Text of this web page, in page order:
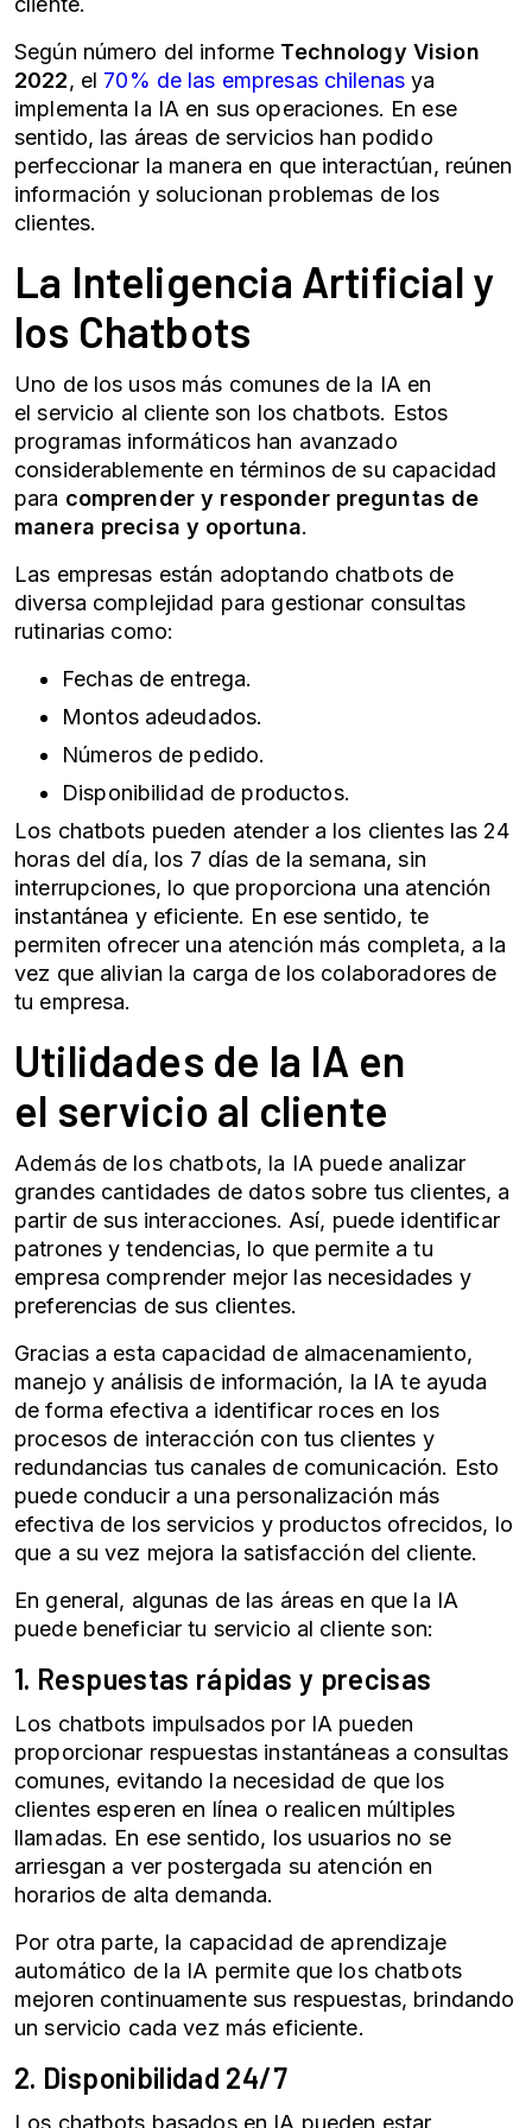
Según número del informe Technology Vision
2022, el 70% de las empresas chilenas ya
implementa la IA en sus operaciones. En ese
sentido, las áreas de servicios han podido
perfeccionar la manera en que interactúan, reúnen
información y solucionan problemas de los
clientes.
La Inteligencia Artificial y
los Chatbots
Uno de los usos más comunes de la IA en
el servicio al cliente son los chatbots. Estos
programas informáticos han avanzado
considerablemente en términos de su capacidad
para comprender y responder preguntas de
manera precisa y oportuna.
Las empresas están adoptando chatbots de
diversa complejidad para gestionar consultas
rutinarias como:
Fechas de entrega.
Montos adeudados.
Números de pedido.
Disponibilidad de productos.
Los chatbots pueden atender a los clientes las 24
horas del día, los 7 días de la semana, sin
interrupciones, lo que proporciona una atención
instantánea y eficiente. En ese sentido, te
permiten ofrecer una atención más completa, a la
vez que alivian la carga de los colaboradores de
tu empresa.
Utilidades de la IA en
el servicio al cliente
Además de los chatbots, la IA puede analizar
grandes cantidades de datos sobre tus clientes, a
partir de sus interacciones. Así, puede identificar
patrones y tendencias, lo que permite a tu
empresa comprender mejor las necesidades y
preferencias de sus clientes.
Gracias a esta capacidad de almacenamiento,
manejo y análisis de información, la IA te ayuda
de forma efectiva a identificar roces en los
procesos de interacción con tus clientes y
redundancias tus canales de comunicación. Esto
puede conducir a una personalización más
efectiva de los servicios y productos ofrecidos, lo
que a su vez mejora la satisfacción del cliente.
En general, algunas de las áreas en que la IA
puede beneficiar tu servicio al cliente son:
1. Respuestas rápidas y precisas
Los chatbots impulsados por IA pueden
proporcionar respuestas instantáneas a consultas
comunes, evitando la necesidad de que los
clientes esperen en línea o realicen múltiples
llamadas. En ese sentido, los usuarios no se
arriesgan a ver postergada su atención en
horarios de alta demanda.
Por otra parte, la capacidad de aprendizaje
automático de la IA permite que los chatbots
mejoren continuamente sus respuestas, brindando
un servicio cada vez más eficiente.
2. Disponibilidad 24/7
Los chatbots basados en IA pueden estar